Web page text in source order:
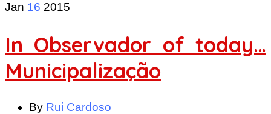
Jan 16 2015
In Observador of today…
Municipalização
By Rui Cardoso